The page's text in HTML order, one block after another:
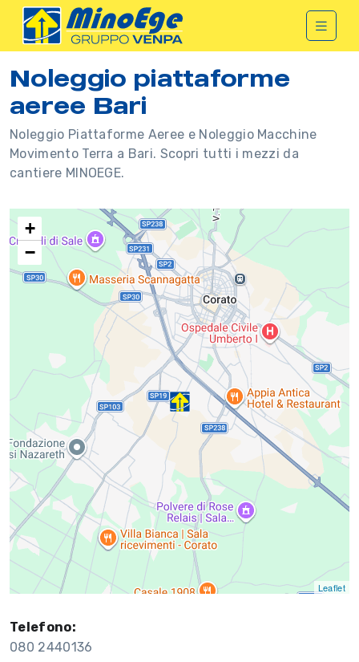
Noleggio piattaforme
aeree Bari
Noleggio Piattaforme Aeree e Noleggio Macchine
Movimento Terra a Bari. Scopri tutti i mezzi da
cantiere MINOEGE.
+
−
Leaflet
Telefono:
080 2440136